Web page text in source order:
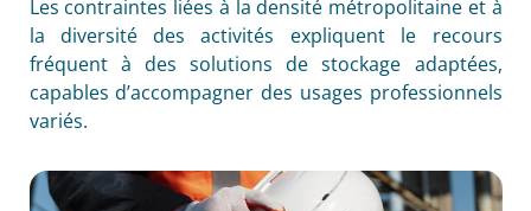
Les contraintes liées à la densité métropolitaine et à
la diversité des activités expliquent le recours
fréquent à des solutions de stockage adaptées,
capables d’accompagner des usages professionnels
variés.